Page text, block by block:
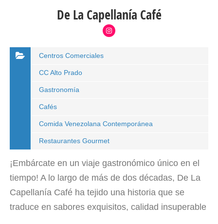
De La Capellanía Café
Centros Comerciales
CC Alto Prado
Gastronomía
Cafés
Comida Venezolana Contemporánea
Restaurantes Gourmet
¡Embárcate en un viaje gastronómico único en el
tiempo! A lo largo de más de dos décadas, De La
Capellanía Café ha tejido una historia que se
traduce en sabores exquisitos, calidad insuperable